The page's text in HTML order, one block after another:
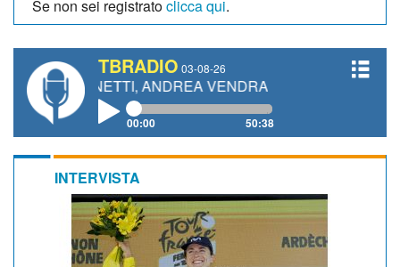
Se non sei registratoclicca qui.
TBRADIO 03-08-26
GIANETTI, ANDREA VENDRAME, FILIPPO FIORELLI
00:00 50:38
INTERVISTA